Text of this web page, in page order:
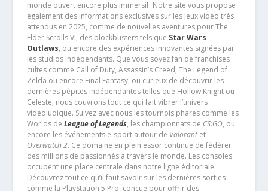
monde ouvert encore plus immersif. Notre site vous propose
également des informations exclusives sur les jeux vidéo très
attendus en 2025, comme de nouvelles aventures pour The
Elder Scrolls VI, des blockbusters tels que Star Wars
Outlaws, ou encore des expériences innovantes signées par
les studios indépendants. Que vous soyez fan de franchises
cultes comme Call of Duty, Assassin’s Creed, The Legend of
Zelda ou encore Final Fantasy, ou curieux de découvrir les
dernières pépites indépendantes telles que Hollow Knight ou
Celeste, nous couvrons tout ce qui fait vibrer l’univers
vidéoludique. Suivez avec nous les tournois phares comme les
Worlds de League of Legends, les championnats de CS:GO, ou
encore les événements e-sport autour de Valorantet
Overwatch 2. Ce domaine en plein essor continue de fédérer
des millions de passionnés à travers le monde. Les consoles
occupent une place centrale dans notre ligne éditoriale.
Découvrez tout ce qu’il faut savoir sur les dernières sorties
comme la PlayStation 5 Pro, conçue pour offrir des